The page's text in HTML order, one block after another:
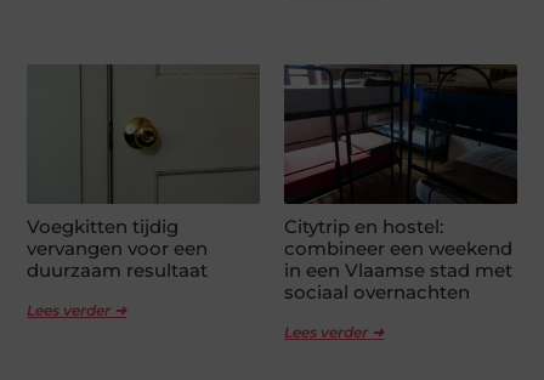
Voegkitten tijdig
vervangen voor een
duurzaam resultaat
Lees verder ➜
Citytrip en hostel:
combineer een weekend
in een Vlaamse stad met
sociaal overnachten
Lees verder ➜